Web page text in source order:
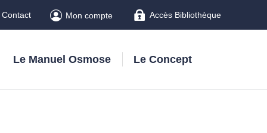
Contact Mon compte Accès Bibliothèque
Le Manuel Osmose Le Concept